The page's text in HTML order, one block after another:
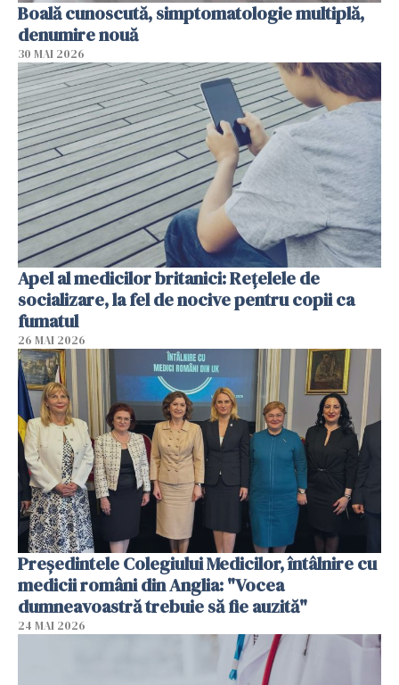
Boală cunoscută, simptomatologie multiplă,
denumire nouă
30 MAI 2026
Apel al medicilor britanici: Reţelele de
socializare, la fel de nocive pentru copii ca
fumatul
26 MAI 2026
Președintele Colegiului Medicilor, întâlnire cu
medicii români din Anglia: "Vocea
dumneavoastră trebuie să fie auzită"
24 MAI 2026